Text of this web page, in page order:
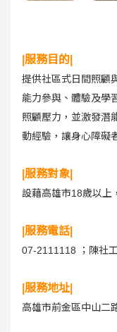
|服務目的|
提供社區式日間照顧
能力參與、體驗及學
照顧壓力，並激發潛
動經驗，讓身心障礙
|服務對象|
設藉高雄市18歲以上
|服務電話|
07-2111118 ；陳社
|服務地址|
高雄市前金區中山二